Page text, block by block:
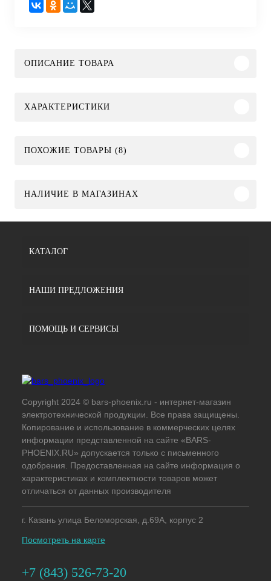
ОПИСАНИЕ ТОВАРА
ХАРАКТЕРИСТИКИ
ПОХОЖИЕ ТОВАРЫ (8)
НАЛИЧИЕ В МАГАЗИНАХ
КАТАЛОГ
НАШИ ПРЕДЛОЖЕНИЯ
ПОМОЩЬ И СЕРВИСЫ
Copyright 2024 © bars-phoenix.ru - интернет-магазин
электротехнической продукции. Все права защищены.
Копирование и использование в коммерческих целях
информации представленной на сайте «BARS-
PHOENIX.RU» допускается только с письменного
одобрения. Предоставленная на сайте информация о
характеристиках и комплектности товаров может
отличаться от данных производителя
г. Казань улица Беломорская, д.69А, корпус 2
Посмотреть на карте
+7 (843) 526-73-20